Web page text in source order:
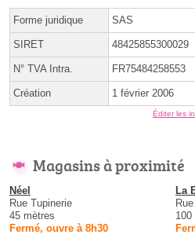
Forme juridique SAS
SIRET 48425855300029
N° TVA Intra. FR75484258553
Création 1 février 2006
Éditer les
Magasins à proximité
Néel
Rue Tupinerie
45 mètres
Fermé, ouvre à 8h30
La
100